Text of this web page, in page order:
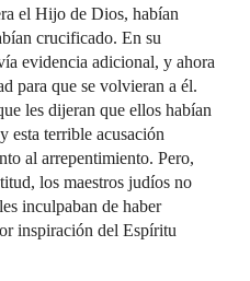
el Hijo de Dios, habían
crucificado. En su
evidencia adicional, y ahora
para que se volvieran a él.
les dijeran que ellos habían
esta terrible acusación
al arrepentimiento. Pero,
los maestros judíos no
inculpaban de haber
inspiración del Espíritu